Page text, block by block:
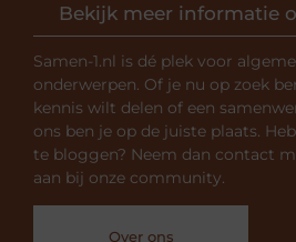
Bekijk meer informatie
Samen-1.nl is dé plek voor
onderwerpen. Of je nu op zoek
kennis wilt delen of een
ons ben je op de juiste plaats.
te bloggen? Neem dan contact
aan bij onze community.
Over ons